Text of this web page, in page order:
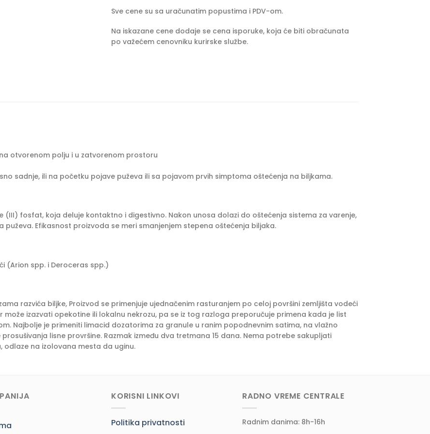
Sve cene su sa uračunatim popustima i PDV-om.
Na iskazane cene dodaje se cena isporuke, koja će biti obračunata
po važećem cenovniku kurirske službe.
na otvorenom polju i u zatvorenom prostoru
sadnje, ili na početku pojave puževa ili sa pojavom prvih simptoma oštećenja na biljkama.
fosfat, koja deluje kontaktno i digestivno. Nakon unosa dolazi do oštećenja sistema za varenje,
Efikasnost proizvoda se meri smanjenjem stepena oštećenja biljaka.
(Arion spp. i Deroceras spp.)
razvića biljke, Proizvod se primenjuje ujednačenim rasturanjem po celoj površini zemljišta vodeći
može izazvati opekotine ili lokalnu nekrozu, pa se iz tog razloga preporučuje primena kada je list
Najbolje je primeniti limacid dozatorima za granule u ranim popodnevnim satima, na vlažno
lisne provršine. Razmak između dva tretmana 15 dana. Nema potrebe sakupljati
odlaze na izolovana mesta da uginu.
KORISNI LINKOVI
Politika privatnosti
RADNO VREME CENTRALE
Radnim danima: 8h-16h